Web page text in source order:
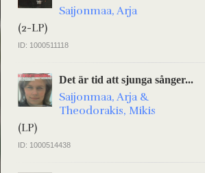
Saijonmaa, Arja
(2-LP)
ID: 1000511118
Det är tid att sjunga sånger...
Saijonmaa, Arja &
Theodorakis, Mikis
(LP)
ID: 1000514438